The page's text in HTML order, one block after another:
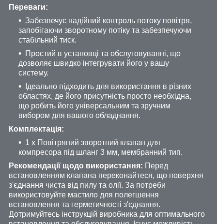
Переваги:
Забезпечує надійний контроль потоку повітря,
запобігаючи зворотному потіку та забезпечуючи
стабільний тиск.
Простий в установці та обслуговуванні, що
дозволяє швидко інтегрувати його у вашу
систему.
Ідеально підходить для використання в різних
областях, де його присутність просто необхідна,
що робить його універсальним та зручним
вибором для вашого обладнання.
Комплектація:
1 x Повітряний зворотний клапан для
компресора під шланг 3 мм, мембранний тип.
Рекомендації щодо використання: Перед
встановленням клапана переконайтеся, що поверхня
з'єднання чиста від пилу та олії. За потреби
використовуйте мастило для полегшення
встановлення та герметичності з'єднання.
Дотримуйтесь інструкцій виробника для оптимального